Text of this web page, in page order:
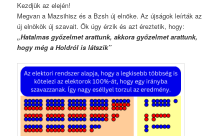
Kezdjük az elején!
Megvan a Mazsihisz és a Bzsh új elnöke. Az újságok leírták az
új elnökök új szavait. Ők úgy érzik és azt éreztetik, hogy:
„Hatalmas győzelmet arattunk, akkora győzelmet arattunk,
hogy még a Holdról is látszik”